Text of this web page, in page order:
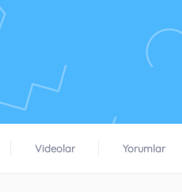
Videolar Yorumlar